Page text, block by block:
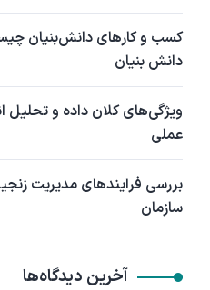
کسب و کارهای دانش‌بنیان
دانش بنیان
ویژگی‌های کلان داده و تحلیل
عملی
بررسی فرایندهای مدیریت
سازمان
آخرین دیدگاه‌ها